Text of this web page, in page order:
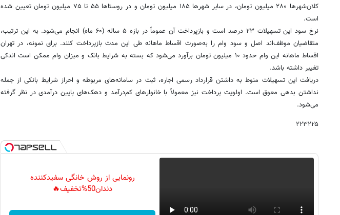
کلان‌شهرها ۲۸۰ میلیون تومان، در سایر شهرها ۱۸۵ میلیون تومان و در روستاها ۵۵ تا ۷۵ میلیون تومان تعیین شده
است.
نرخ سود این تسهیلات ۲۳ درصد است و بازپرداخت آن عموماً در بازه ۵ ساله (۶۰ ماه) انجام می‌شود. به این ترتیب،
متقاضیان موظف‌اند اصل و سود وام را به‌صورت اقساط ماهانه طی این مدت بازپرداخت کنند. برای نمونه، در تهران
اقساط ماهانه این وام حدود ۱۰ میلیون تومان برآورد می‌شود که بسته به شرایط بانک و میزان وام ممکن است اندکی
تغییر داشته باشد.
دریافت این تسهیلات منوط به داشتن قرارداد رسمی اجاره، ثبت در سامانه‌های مربوطه و احراز شرایط بانکی از جمله
نداشتن بدهی معوق است. اولویت پرداخت نیز معمولاً با خانوارهای کم‌درآمد و دهک‌های پایین درآمدی در نظر گرفته
می‌شود.
۲۲۳۲۲۵
رونمایی از روش خانگی سفیدکننده
دندان50%تخفیف🔥